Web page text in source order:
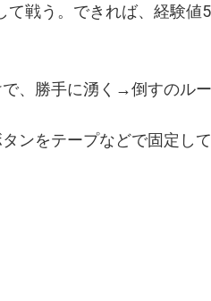
て戦う。できれば、経験値
、勝手に湧く→倒すのルー
ンをテープなどで固定し